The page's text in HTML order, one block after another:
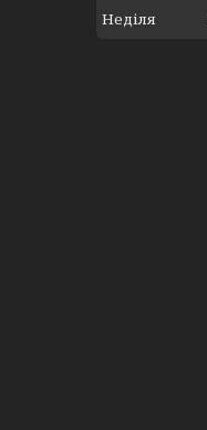
Неділя